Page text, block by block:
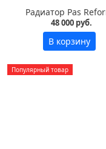
Радиатор Pas
48 000 руб.
В корзину
Популярный товар